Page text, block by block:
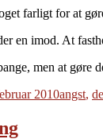
farligt for at
en imod. At
men at gøre
2010Tags
angst,